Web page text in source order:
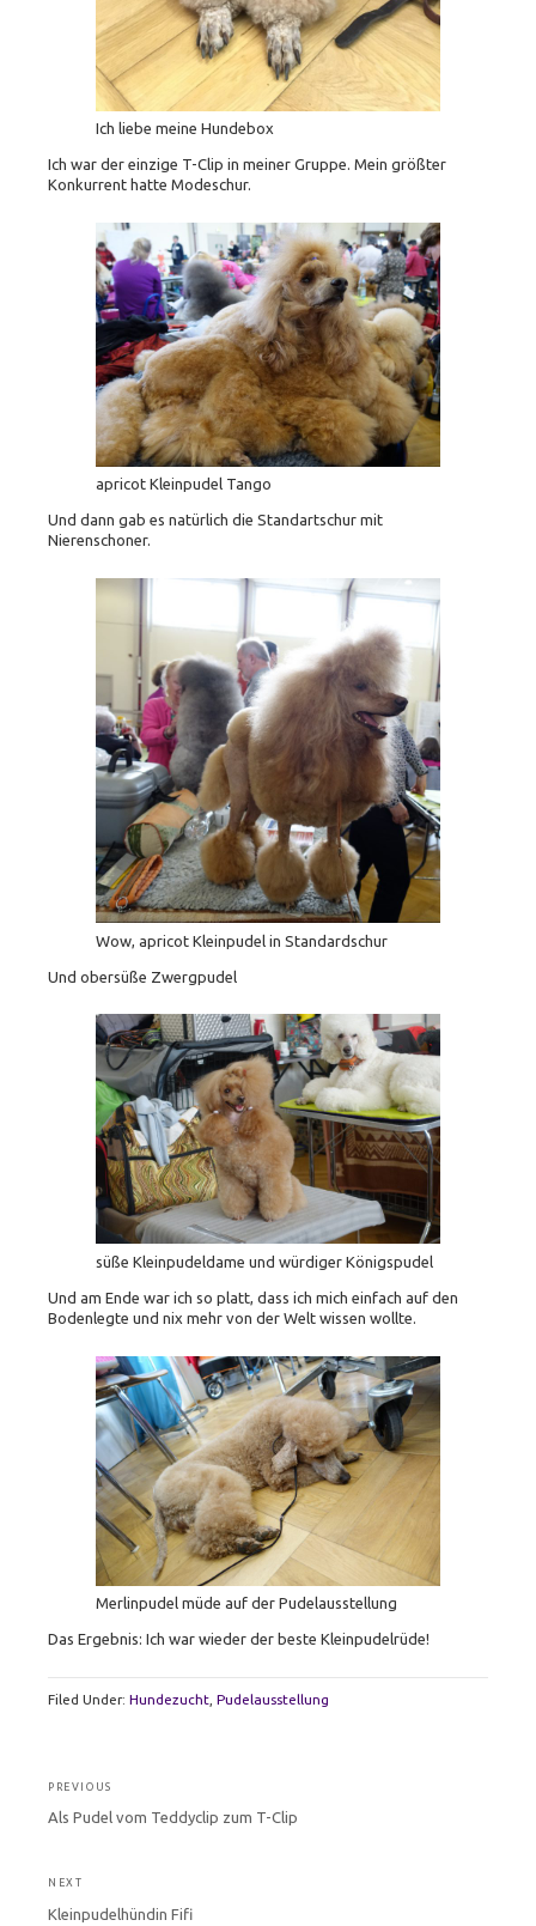
Ich liebe meine Hundebox
Ich war der einzige T-Clip in meiner Gruppe. Mein größter
Konkurrent hatte Modeschur.
apricot Kleinpudel Tango
Und dann gab es natürlich die Standartschur mit
Nierenschoner.
Wow, apricot Kleinpudel in Standardschur
Und obersüße Zwergpudel
süße Kleinpudeldame und würdiger Königspudel
Und am Ende war ich so platt, dass ich mich einfach auf den
Bodenlegte und nix mehr von der Welt wissen wollte.
Merlinpudel müde auf der Pudelausstellung
Das Ergebnis: Ich war wieder der beste Kleinpudelrüde!
Filed Under: Hundezucht Pudelausstellung
Beitragsnavigation
PREVIOUS
Previous
Als Pudel vom Teddyclip zum T-Clip
NEXT
Next
Kleinpudelhündin Fifi